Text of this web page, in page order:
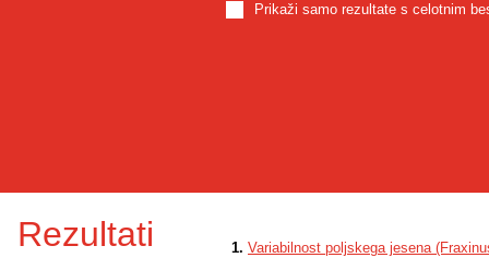
Prikaži samo rezultate s celotnim
Rezultati 1. Variabilnost poljskega jesena